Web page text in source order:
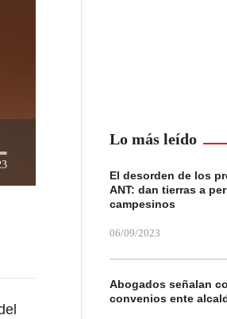
Lo más leído
El desorden de los
ANT: dan tierras a
campesinos
06/09/2023
Abogados señalan
convenios ente